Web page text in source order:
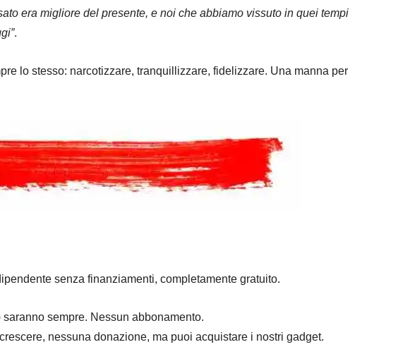
era migliore del presente, e noi che abbiamo vissuto in quei tempi
.
lo stesso: narcotizzare, tranquillizzare, fidelizzare. Una manna per
senza finanziamenti, completamente gratuito.
saranno sempre. Nessun abbonamento.
nessuna donazione, ma puoi acquistare i nostri gadget.